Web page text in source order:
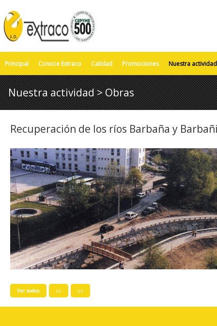
Principal Conoce Extraco Calidad Promociones Nuestra actividad
Nuestra actividad > Obras
Recuperación de los ríos Barbaña y
Ver todos << >>